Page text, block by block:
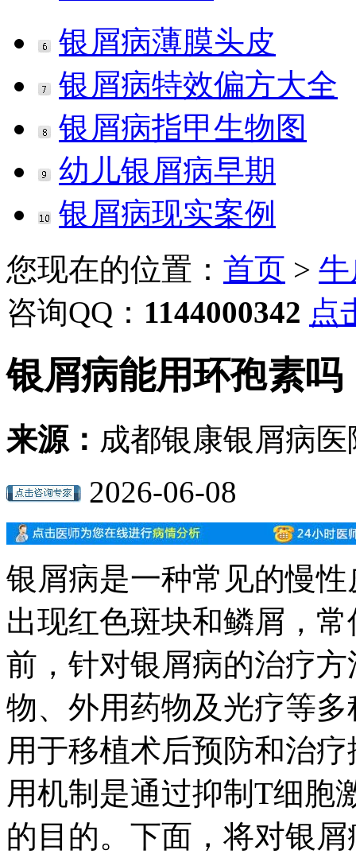
银屑病薄膜头皮
银屑病特效偏方大全
银屑病指甲生物图
幼儿银屑病早期
银屑病现实案例
您现在的位置： 首页 >
咨询QQ： 1144000342 点
银屑病能用环孢素吗
来源： 成都银康银屑病医
2026-06-08
银屑病是一种常见的慢
出现红色斑块和鳞屑，
前，针对银屑病的治疗
物、外用药物及光疗等
用于移植术后预防和治
用机制是通过抑制T细胞
的目的。下面，将对银